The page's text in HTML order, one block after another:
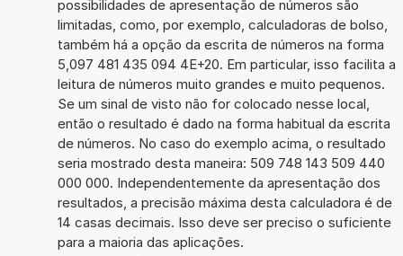
possibilidades de apresentação de números são
limitadas, como, por exemplo, calculadoras de bolso,
também há a opção da escrita de números na forma
5,097 481 435 094 4E+20. Em particular, isso facilita a
leitura de números muito grandes e muito pequenos.
Se um sinal de visto não for colocado nesse local,
então o resultado é dado na forma habitual da escrita
de números. No caso do exemplo acima, o resultado
seria mostrado desta maneira: 509 748 143 509 440
000 000. Independentemente da apresentação dos
resultados, a precisão máxima desta calculadora é de
14 casas decimais. Isso deve ser preciso o suficiente
para a maioria das aplicações.